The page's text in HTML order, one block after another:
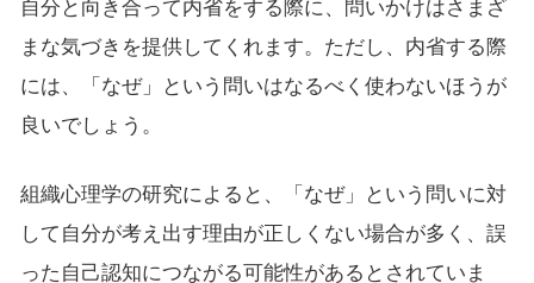
自分と向き合って内省をする際に、問いかけはさまざ
まな気づきを提供してくれます。ただし、内省する際
には、「なぜ」という問いはなるべく使わないほうが
良いでしょう。
組織心理学の研究によると、「なぜ」という問いに対
して自分が考え出す理由が正しくない場合が多く、誤
った自己認知につながる可能性があるとされていま